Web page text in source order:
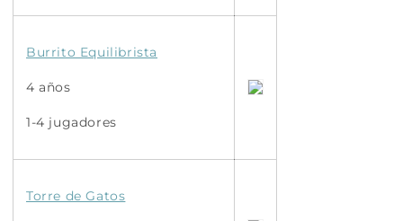
Burrito Equilibrista
4 años
1-4 jugadores
Torre de Gatos